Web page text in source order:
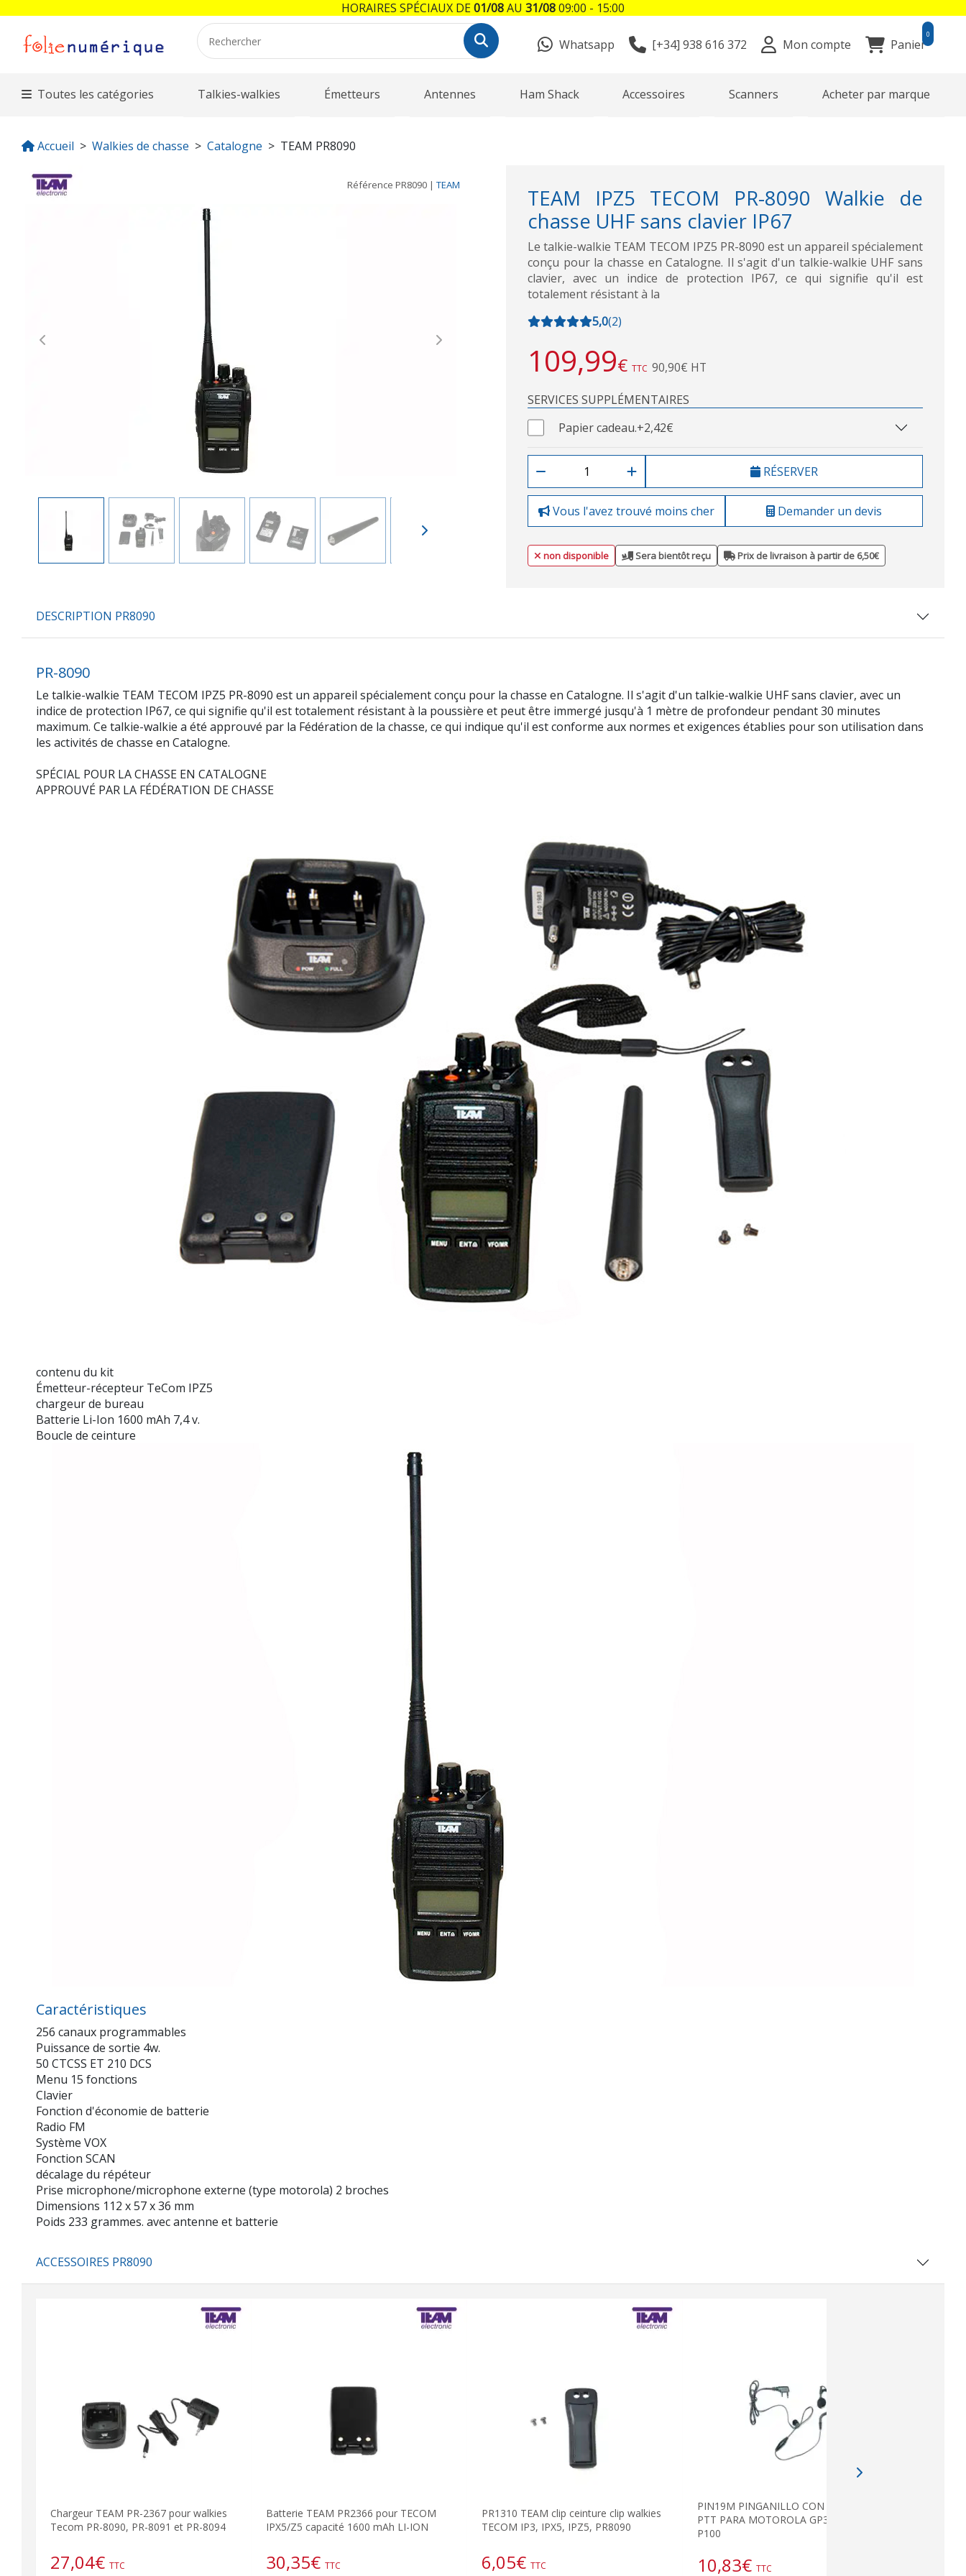
Whatsapp [+34] 938 616 372 Mon compte Panier
0
Toutes les catégories Talkies-walkies Émetteurs Antennes Ham Shack Accessoires Scanners Acheter par marque
Accueil Walkies de chasse Catalogne TEAM PR8090
Référence PR8090 | TEAM
Previous Next
TEAM IPZ5 TECOM PR-8090 Walkie de
chasse UHF sans clavier IP67
Le talkie-walkie TEAM TECOM IPZ5 PR-8090 est un appareil spécialement
conçu pour la chasse en Catalogne. Il s'agit d'un talkie-walkie UHF sans
clavier, avec un indice de protection IP67, ce qui signifie qu'il est
totalement résistant à la
5,0(2)
109,99€ TTC 90,90€ HT
SERVICES SUPPLÉMENTAIRES
Papier cadeau.+2,42€
RÉSERVER
Vous l'avez trouvé moins cher Demander un devis
non disponible Sera bientôt reçu Prix de livraison à partir de 6,50€
DESCRIPTION PR8090
PR-8090
Le talkie-walkie TEAM TECOM IPZ5 PR-8090 est un appareil spécialement conçu pour la chasse en Catalogne. Il s'agit d'un talkie-walkie UHF sans clavier, avec un
indice de protection IP67, ce qui signifie qu'il est totalement résistant à la poussière et peut être immergé jusqu'à 1 mètre de profondeur pendant 30 minutes
maximum. Ce talkie-walkie a été approuvé par la Fédération de la chasse, ce qui indique qu'il est conforme aux normes et exigences établies pour son utilisation dans
les activités de chasse en Catalogne.
SPÉCIAL POUR LA CHASSE EN CATALOGNE
APPROUVÉ PAR LA FÉDÉRATION DE CHASSE
contenu du kit
Émetteur-récepteur TeCom IPZ5
chargeur de bureau
Batterie Li-Ion 1600 mAh 7,4 v.
Boucle de ceinture
Caractéristiques
256 canaux programmables
Puissance de sortie 4w.
50 CTCSS ET 210 DCS
Menu 15 fonctions
Clavier
Fonction d'économie de batterie
Radio FM
Système VOX
Fonction SCAN
décalage du répéteur
Prise microphone/microphone externe (type motorola) 2 broches
Dimensions 112 x 57 x 36 mm
Poids 233 grammes. avec antenne et batterie
ACCESSOIRES PR8090
Chargeur TEAM PR-2367 pour walkies
Tecom PR-8090, PR-8091 et PR-8094
27,04€ TTC
Batterie TEAM PR2366 pour TECOM
IPX5/Z5 capacité 1600 mAh LI-ION
30,35€ TTC
PR1310 TEAM clip ceinture clip walkies
TECOM IP3, IPX5, IPZ5, PR8090
6,05€ TTC
PIN19M PINGANILLO CON PULSADOR
PTT PARA MOTOROLA GP300, CP040 y
P100
10,83€ TTC
HORAIRES SPÉCIAUX DE01/08AU 31/0809:00 - 15:00